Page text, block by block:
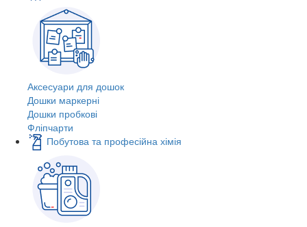
Аксесуари для дошок
Дошки маркерні
Дошки пробкові
Фліпчарти
Побутова та професійна хімія